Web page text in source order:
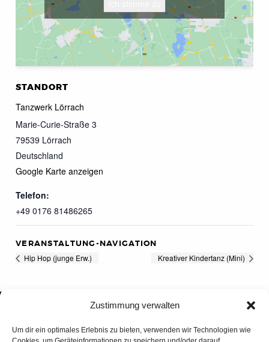
Zustimmung verwalten
Um dir ein optimales Erlebnis zu bieten, verwenden wir Technologien wie
STANDORT
Tanzwerk Lörrach
Marie-Curie-Straße 3
79539 Lörrach
Deutschland
Google Karte anzeigen
Telefon:
+49 0176 81486265
VERANSTALTUNG-NAVIGATION
Hip Hop (junge Erw.) Kreativer Kindertanz (Mini)